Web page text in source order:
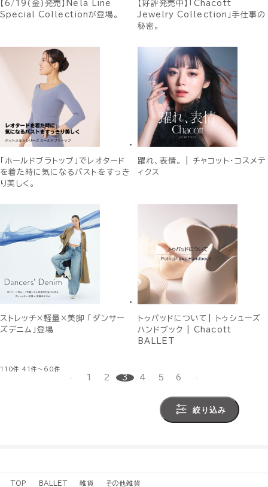
【6/19(金)発売】Nela Line
Special Collectionが登場。
【好評発売中】「Chacott
Jewelry Collection」手仕事の
秘密。
「ホールドブラトップ」でレオタード
を着た時に気になるバストをすっき
り美しく。
躍れ、表情。 | チャコット・コスメテ
ィクス
ストレッチ×軽量×美脚 「ダンサー
ズデニム」登場
トゥパッドについて| トゥシューズ
ハンドブック | Chacott
BALLET
110件 41件～60件
1 2 3 4 5 6
絞り込み
TOP BALLET 雑貨 その他雑貨